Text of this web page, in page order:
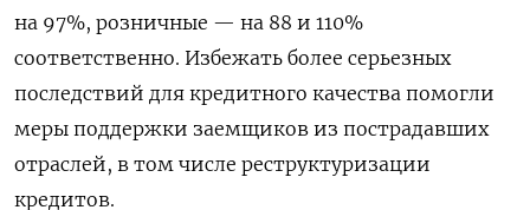
на 97%, розничные — на 88 и 110%
соответственно. Избежать более серьезных
последствий для кредитного качества помогли
меры поддержки заемщиков из пострадавших
отраслей, в том числе реструктуризации
кредитов.